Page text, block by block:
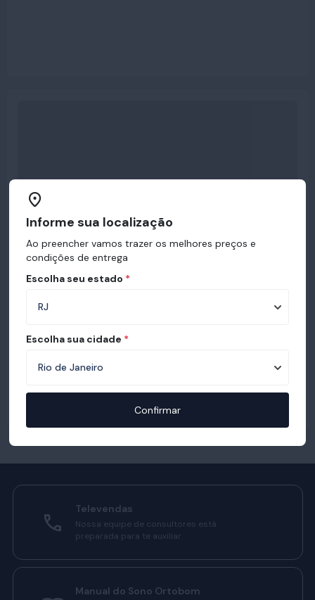
Televendas
Nossa equipe de consultores está
preparada para te auxiliar.
Manual do Sono Ortobom
Informe sua localização
Ao preencher vamos trazer os melhores preços e
condições de entrega
Escolha seu estado *
Escolha sua cidade *
Confirmar